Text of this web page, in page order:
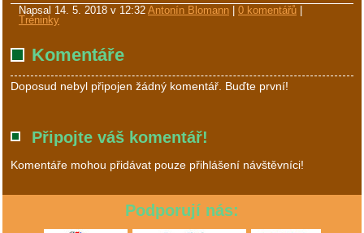
Napsal 14. 5. 2018 v 12:32 Antonín Blomann 0 komentářů
Tréninky
Komentáře
Doposud nebyl připojen žádný komentář. Buďte první!
Připojte váš komentář!
Komentáře mohou přidávat pouze přihlášení návštěvníci!
Podporují nás: